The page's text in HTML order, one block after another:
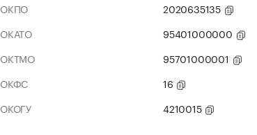
ОКПО
2020635135
ОКАТО
95401000000
ОКТМО
95701000001
ОКФС
16
ОКОГУ
4210015